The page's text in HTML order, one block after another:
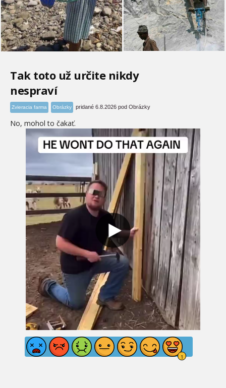
Tak toto už určite nikdy
nespraví
Zvieracia farma Obrázky pridané 6.8.2026 pod Obrázky
No, mohol to čakať.